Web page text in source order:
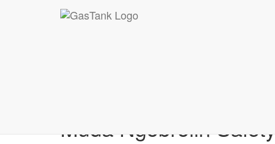
#Dengar Yang Muda ...
#Dengar Yang Muda
Muda Ngobrolin